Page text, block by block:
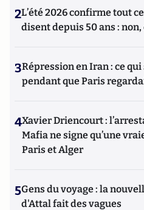
2L’été 2026 confirme tout
disent depuis 50 ans :
3Répression en Iran : ce
pendant que Paris
4Xavier Driencourt :
Mafia ne signe qu’une
Paris et Alger
5Gens du voyage : la
d'Attal fait des vagues